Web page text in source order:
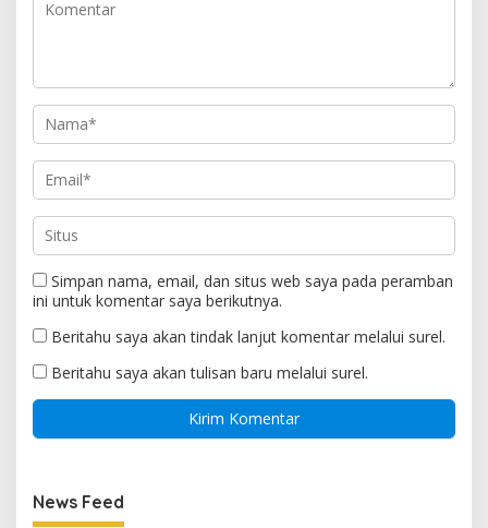
Simpan nama, email, dan situs web saya pada peramban
ini untuk komentar saya berikutnya.
Beritahu saya akan tindak lanjut komentar melalui surel.
Beritahu saya akan tulisan baru melalui surel.
News Feed